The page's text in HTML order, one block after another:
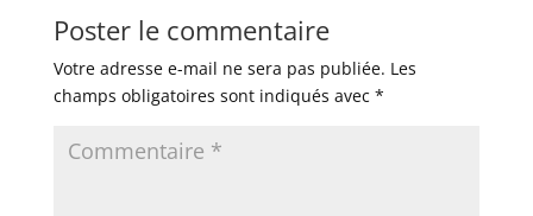
Poster le commentaire
Votre adresse e-mail ne sera pas publiée. Les
champs obligatoires sont indiqués avec *